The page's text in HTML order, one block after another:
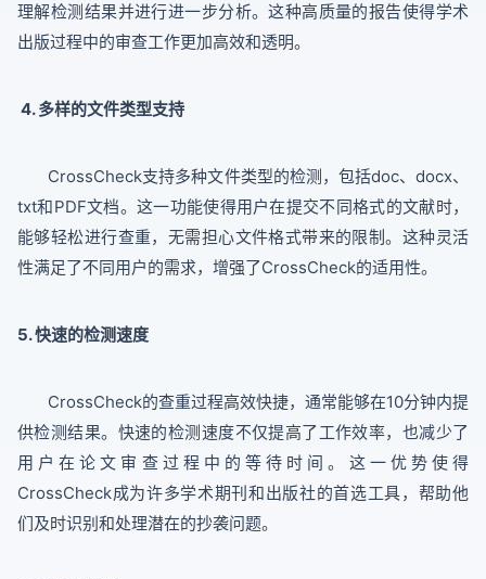
理解检测结果并进行进一步分析。这种高质量的报告使得学术
出版过程中的审查工作更加高效和透明。
4. 多样的文件类型支持
CrossCheck支持多种文件类型的检测，包括doc、docx、
txt和PDF文档。这一功能使得用户在提交不同格式的文献时，
能够轻松进行查重，无需担心文件格式带来的限制。这种灵活
性满足了不同用户的需求，增强了CrossCheck的适用性。
5. 快速的检测速度
CrossCheck的查重过程高效快捷，通常能够在10分钟内提
供检测结果。快速的检测速度不仅提高了工作效率，也减少了
用户在论文审查过程中的等待时间。这一优势使得
CrossCheck成为许多学术期刊和出版社的首选工具，帮助他
们及时识别和处理潜在的抄袭问题。